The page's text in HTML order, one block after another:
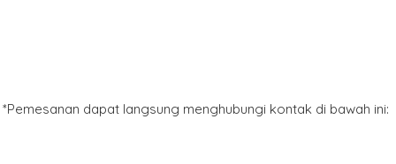
*Pemesanan dapat langsung menghubungi kontak di bawah ini: